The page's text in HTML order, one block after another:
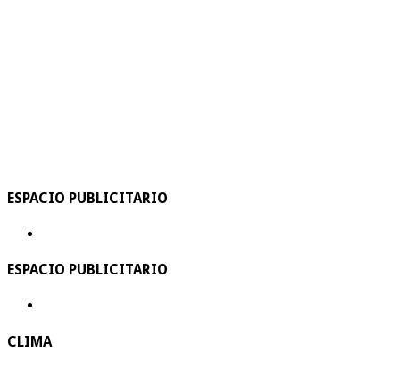
ESPACIO PUBLICITARIO
ESPACIO PUBLICITARIO
CLIMA